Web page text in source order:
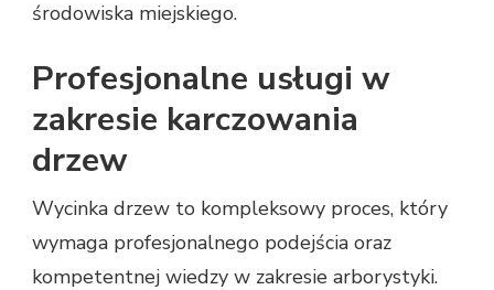
środowiska miejskiego.
Profesjonalne usługi w
zakresie karczowania
drzew
Wycinka drzew to kompleksowy proces, który
wymaga profesjonalnego podejścia oraz
kompetentnej wiedzy w zakresie arborystyki.